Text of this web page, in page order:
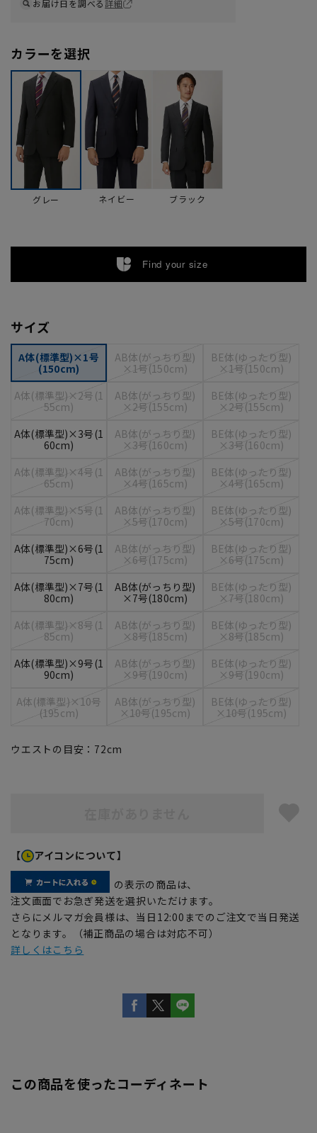
お届け日を調べる詳細
カラーを選択
グレー ネイビー ブラック
Find your size
サイズ
A体(標準型)×1号
(150cm)
AB体(がっちり型)
×1号(150cm)
BE体(ゆったり型)
×1号(150cm)
A体(標準型)×2号(1
55cm)
AB体(がっちり型)
×2号(155cm)
BE体(ゆったり型)
×2号(155cm)
A体(標準型)×3号(1
60cm)
AB体(がっちり型)
×3号(160cm)
BE体(ゆったり型)
×3号(160cm)
A体(標準型)×4号(1
65cm)
AB体(がっちり型)
×4号(165cm)
BE体(ゆったり型)
×4号(165cm)
A体(標準型)×5号(1
70cm)
AB体(がっちり型)
×5号(170cm)
BE体(ゆったり型)
×5号(170cm)
A体(標準型)×6号(1
75cm)
AB体(がっちり型)
×6号(175cm)
BE体(ゆったり型)
×6号(175cm)
A体(標準型)×7号(1
80cm)
AB体(がっちり型)
×7号(180cm)
BE体(ゆったり型)
×7号(180cm)
A体(標準型)×8号(1
85cm)
AB体(がっちり型)
×8号(185cm)
BE体(ゆったり型)
×8号(185cm)
A体(標準型)×9号(1
90cm)
AB体(がっちり型)
×9号(190cm)
BE体(ゆったり型)
×9号(190cm)
A体(標準型)×10号
(195cm)
AB体(がっちり型)
×10号(195cm)
BE体(ゆったり型)
×10号(195cm)
ウエストの目安： 72cm
【 アイコンについて】
の表示の商品は、
注文画面でお急ぎ発送を選択いただけます。
さらにメルマガ会員様は、当日12:00までのご注文で当日発送
となります。（補正商品の場合は対応不可）
詳しくはこちら
この商品を使ったコーディネート